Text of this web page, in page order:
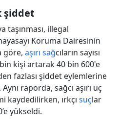
şiddet
taşınması, illegal
Koruma Dairesinin
göre, aşırı sağcıların sayısı
kişi artarak 40 bin 600'e
fazlası şiddet eylemlerine
raporda, sağcı aşırı uç
kaydedilirken, ırkçı suçlar
yükseldi.